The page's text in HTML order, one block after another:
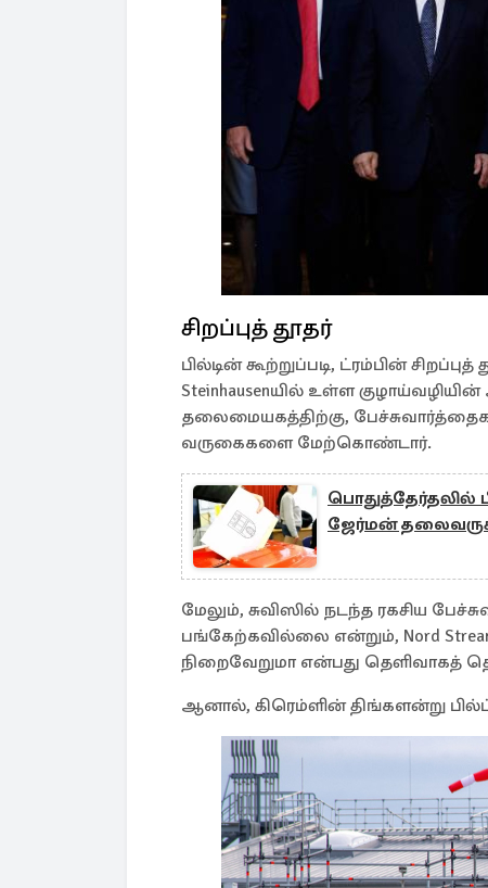
சிறப்புத் தூதர்
பில்டின் கூற்றுப்படி, ட்ரம்பின்
Steinhausenயில் உள்ள
தலைமையகத்திற்கு,
வருகைகளை மேற்கொண்டார்.
பொதுத்தேர்தலில்
ஜேர்மன்
மேலும், சுவிஸில் நடந்த ரகசிய
பங்கேற்கவில்லை என்றும், Nord
நிறைவேறுமா என்பது தெளிவாகத்
ஆனால், கிரெம்ளின் திங்களன்று